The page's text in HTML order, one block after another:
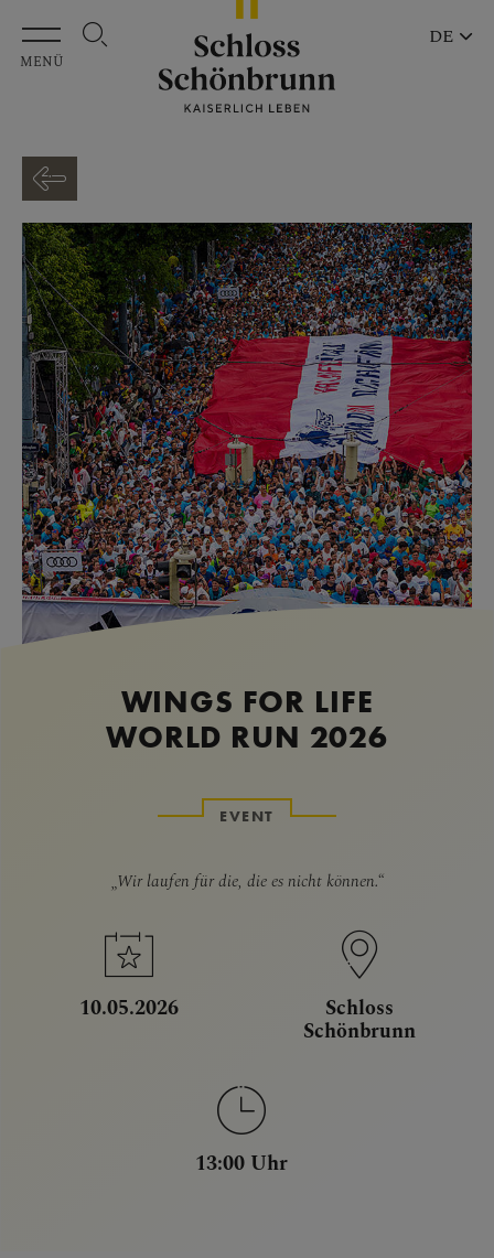
Zum Hauptinhalt springen
MENÜ
DE
WINGS FOR LIFE
WORLD RUN 2026
EVENT
„Wir laufen für die, die es nicht können.“
10.05.2026
Schloss
Schönbrunn
13:00 Uhr